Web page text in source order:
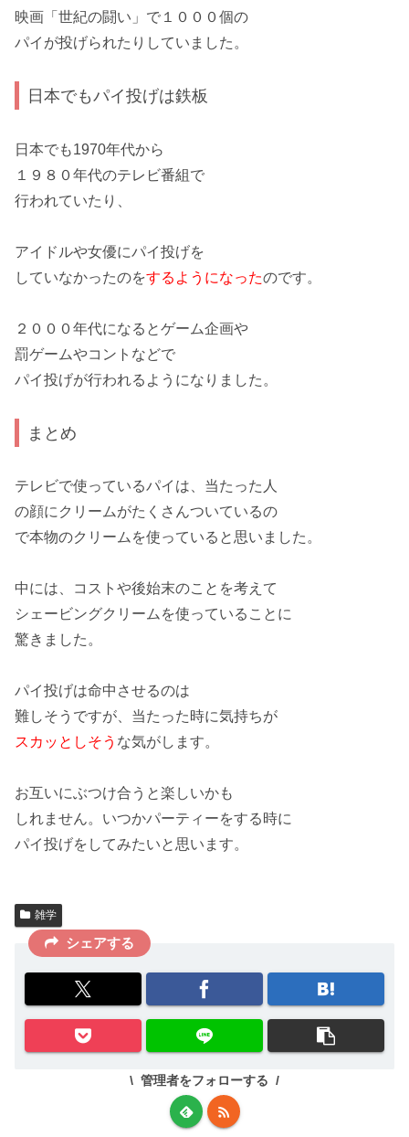
映画「世紀の闘い」で １０００個の
パイが投げられたりしていました。
日本でもパイ投げは鉄板
日本でも1970年代から
１９８０年代のテレビ番組で
行われていたり、
アイドルや女優にパイ投げを
していなかったのをするようになったのです。
２０００年代になるとゲーム企画や
罰ゲームやコント などで
パイ投げが行われるようになりました。
まとめ
テレビで使っているパイは、当たった人
の顔にクリームがたくさんついているの
で本物のクリームを使っていると思いました。
中には、 コスト や後始末のことを考えて
シェービングクリームを使っていることに
驚きました。
パイ投げは命中させるのは
難しそうですが、当たった時に気持ちが
スカッとしそう な気がします。
お互いにぶつけ合うと楽しいかも
しれません。いつかパーティーをする時に
パイ投げをしてみたいと思います。
雑学
シェアする
管理者をフォローする